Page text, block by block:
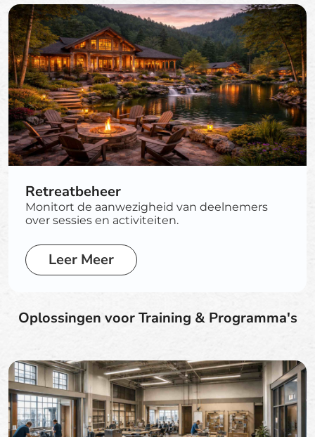
Retreatbeheer
Monitort de aanwezigheid van deelnemers
over sessies en activiteiten.
Leer Meer
Oplossingen voor Training & Programma's